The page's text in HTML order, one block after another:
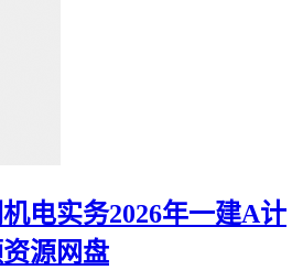
电实务2026年一建A计
源网盘